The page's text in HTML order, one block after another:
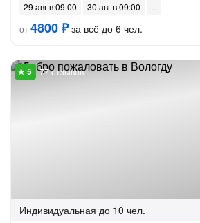
29 авг в 09:00
30 авг в 09:00
от4800 ₽за всё до 6 чел.
77 отзывов
Индивидуальная до 10 чел.